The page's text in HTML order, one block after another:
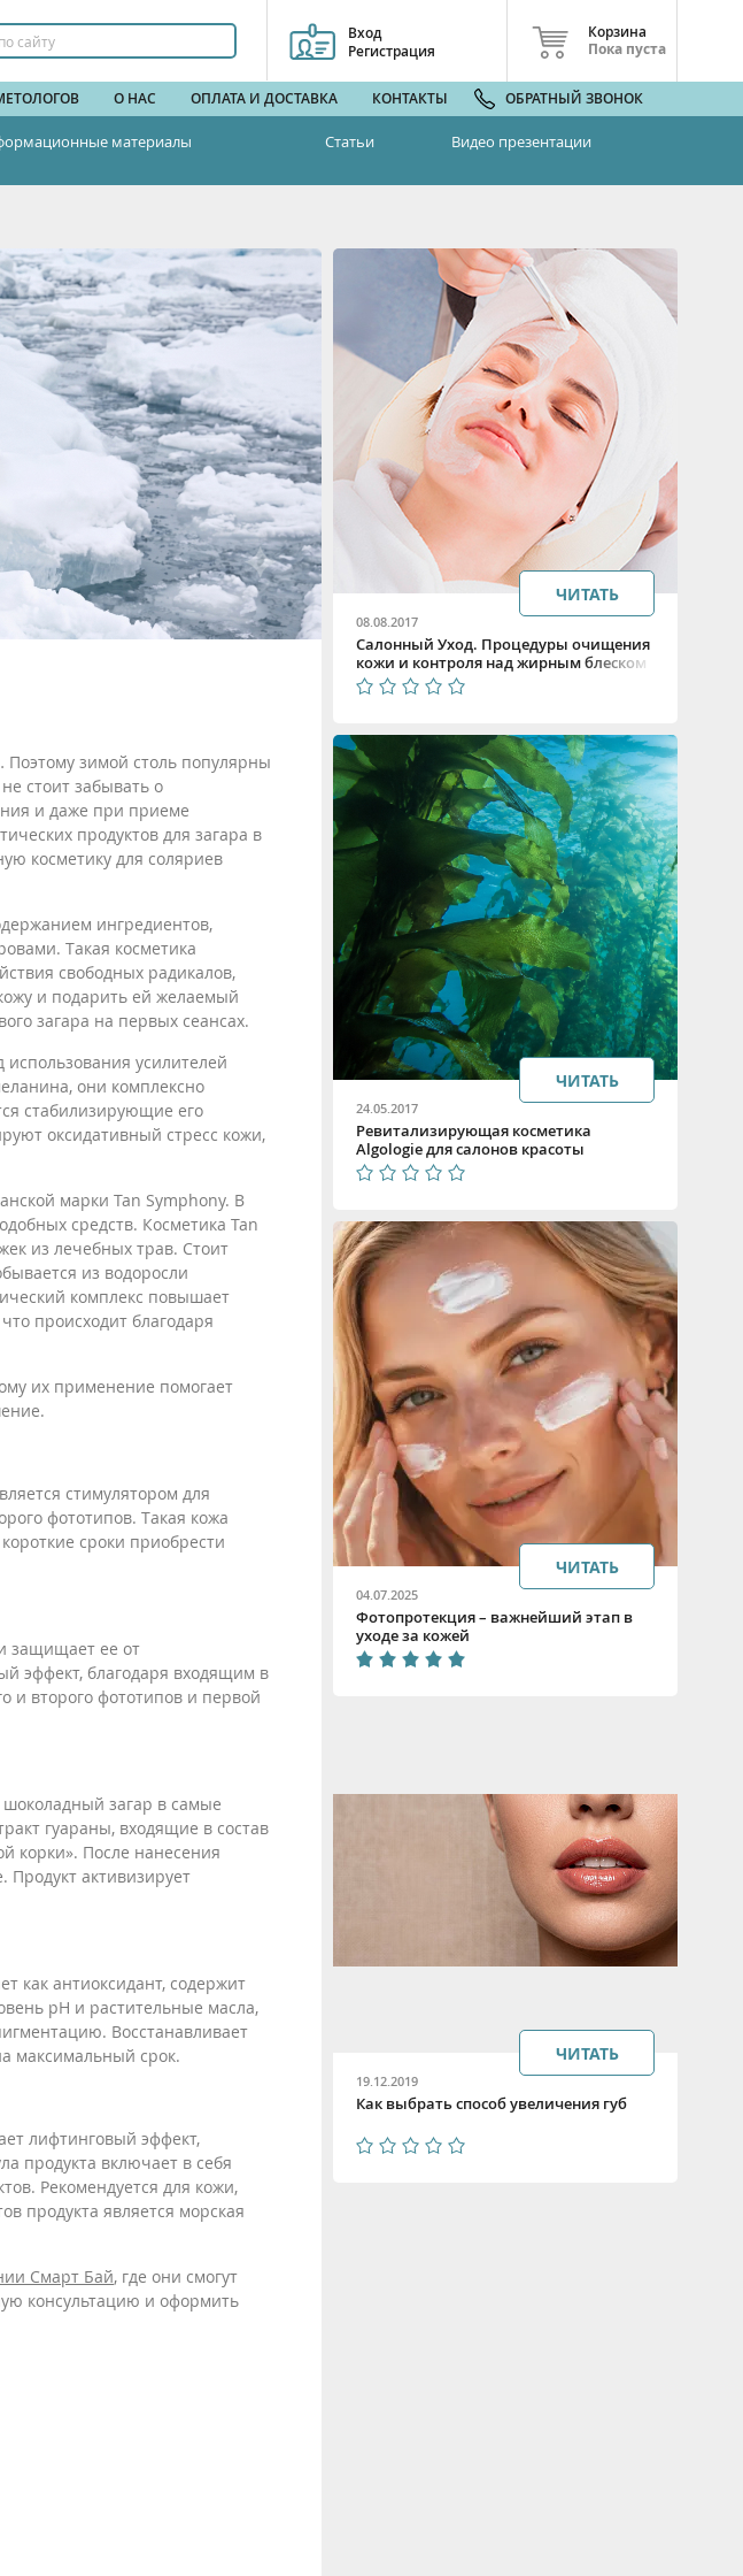
Вход
Регистрация
Корзина
Пока пуста
О НАС ОПЛАТА И ДОСТАВКА КОНТАКТЫ ОБРАТНЫЙ ЗВОНОК
материалы Статьи Видео презентации
зимой столь популярны
стоит забывать о
и даже при приеме
продуктов для загара в
косметику для соляриев
ингредиентов,
Такая косметика
свободных радикалов,
и подарить ей желаемый
загара на первых сеансах.
усилителей
они комплексно
стабилизирующие его
оксидативный стресс кожи,
марки Tan Symphony. В
средств. Косметика Tan
из лечебных трав. Стоит
из водоросли
комплекс повышает
происходит благодаря
их применение помогает
стимулятором для
фототипов. Такая кожа
сроки приобрести
защищает ее от
эффект, благодаря входящим в
и второго фототипов и первой
загар в самые
гуараны, входящие в состав
корки». После нанесения
Продукт активизирует
как антиоксидант, содержит
рН и растительные масла,
Восстанавливает
максимальный срок.
лифтинговый эффект,
продукта включает в себя
Рекомендуется для кожи,
продукта является морская
Смарт Бай, где они смогут
консультацию и оформить
08.08.2017
Салонный Уход. Процедуры очищения
кожи и контроля над жирным блеском
для смешанной и жирной кожи с
профессиональной серией «Контроль»
ЧИТАТЬ
24.05.2017
Ревитализирующая косметика
Algologie для салонов красоты
ЧИТАТЬ
04.07.2025
Фотопротекция – важнейший этап в
уходе за кожей
ЧИТАТЬ
19.12.2019
Как выбрать способ увеличения губ
ЧИТАТЬ